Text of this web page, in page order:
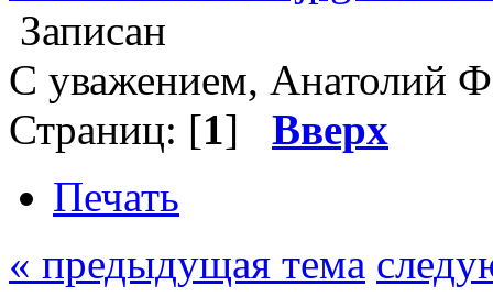
Записан
С уважением, Анатолий
Страниц: [1] Вверх
Печать
« предыдущая тема